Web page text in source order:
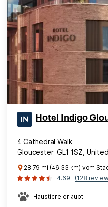
Hotel Indigo
4 Cathedral Walk
Gloucester, GL1 1SZ,
28.79 mi (46.33 km) vom
4.69
(128
Haustiere erlaubt